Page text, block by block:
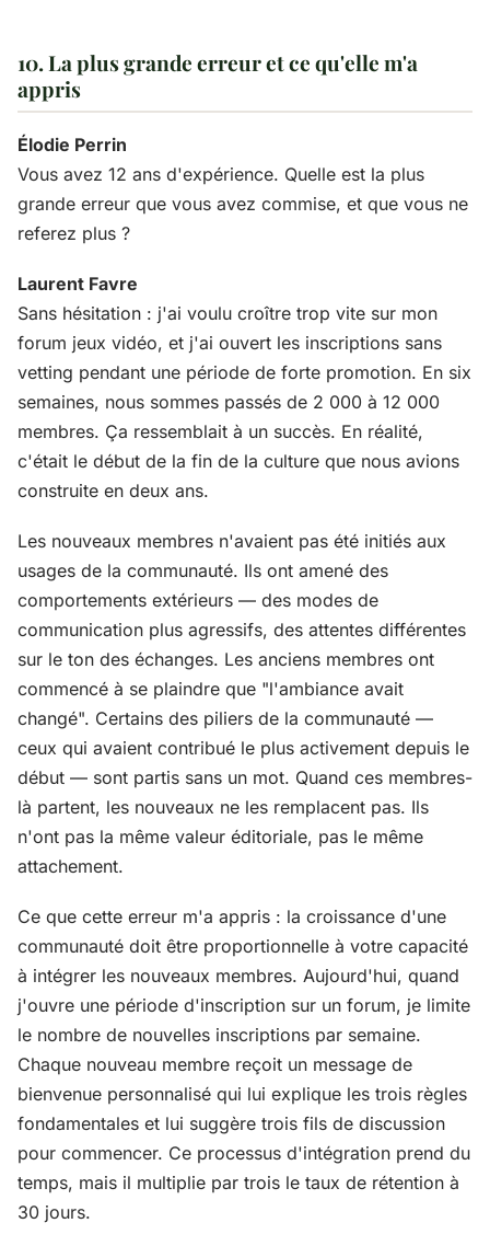
10. La plus grande erreur et ce qu'elle m'a
appris
Élodie Perrin
Vous avez 12 ans d'expérience. Quelle est la plus
grande erreur que vous avez commise, et que vous ne
referez plus ?
Laurent Favre
Sans hésitation : j'ai voulu croître trop vite sur mon
forum jeux vidéo, et j'ai ouvert les inscriptions sans
vetting pendant une période de forte promotion. En six
semaines, nous sommes passés de 2 000 à 12 000
membres. Ça ressemblait à un succès. En réalité,
c'était le début de la fin de la culture que nous avions
construite en deux ans.
Les nouveaux membres n'avaient pas été initiés aux
usages de la communauté. Ils ont amené des
comportements extérieurs — des modes de
communication plus agressifs, des attentes différentes
sur le ton des échanges. Les anciens membres ont
commencé à se plaindre que "l'ambiance avait
changé". Certains des piliers de la communauté —
ceux qui avaient contribué le plus activement depuis le
début — sont partis sans un mot. Quand ces membres-
là partent, les nouveaux ne les remplacent pas. Ils
n'ont pas la même valeur éditoriale, pas le même
attachement.
Ce que cette erreur m'a appris : la croissance d'une
communauté doit être proportionnelle à votre capacité
à intégrer les nouveaux membres. Aujourd'hui, quand
j'ouvre une période d'inscription sur un forum, je limite
le nombre de nouvelles inscriptions par semaine.
Chaque nouveau membre reçoit un message de
bienvenue personnalisé qui lui explique les trois règles
fondamentales et lui suggère trois fils de discussion
pour commencer. Ce processus d'intégration prend du
temps, mais il multiplie par trois le taux de rétention à
30 jours.